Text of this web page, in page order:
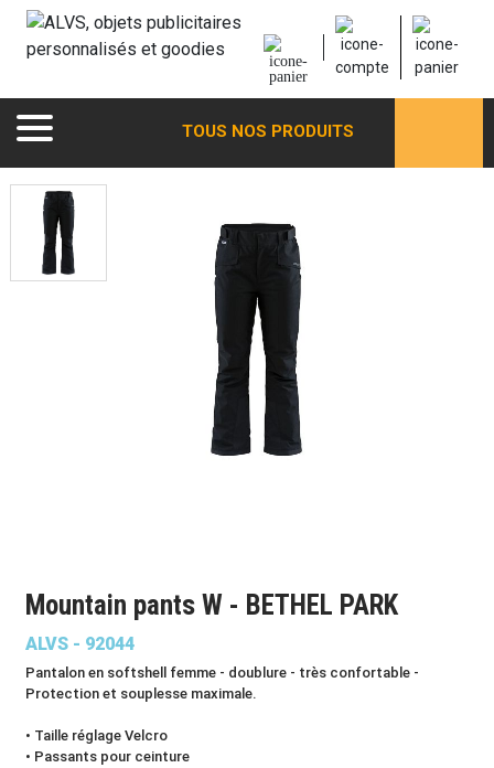
TOUS NOS PRODUITS
Mountain pants W - BETHEL PARK
ALVS - 92044
Pantalon en softshell femme - doublure - très confortable -
Protection et souplesse maximale.
• Taille réglage Velcro
• Passants pour ceinture